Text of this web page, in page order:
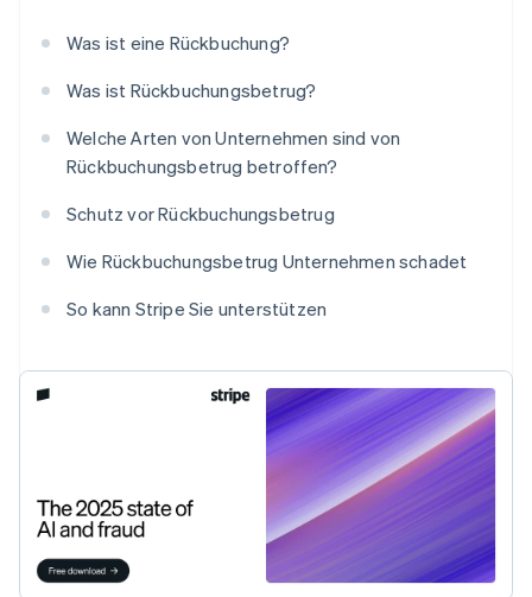
Was ist eine Rückbuchung?
Was ist Rückbuchungsbetrug?
Welche Arten von Unternehmen sind von
Rückbuchungsbetrug betroffen?
Schutz vor Rückbuchungsbetrug
Wie Rückbuchungsbetrug Unternehmen schadet
So kann Stripe Sie unterstützen